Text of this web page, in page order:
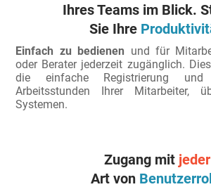
Ihres Teams im Blick.
Sie Ihre
Einfach zu bedienen und für
oder Berater jederzeit zugänglich.
die einfache Registrierung
Arbeitsstunden Ihrer Mitarbeiter,
Systemen.
Zugang mit jeder
Art von